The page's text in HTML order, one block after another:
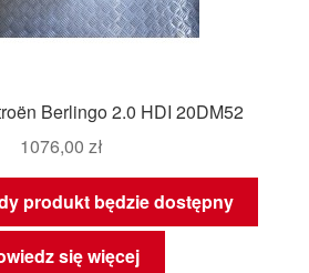
Berlingo 2.0 HDI 20DM52
1076,00 zł
produkt będzie dostępny
się więcej